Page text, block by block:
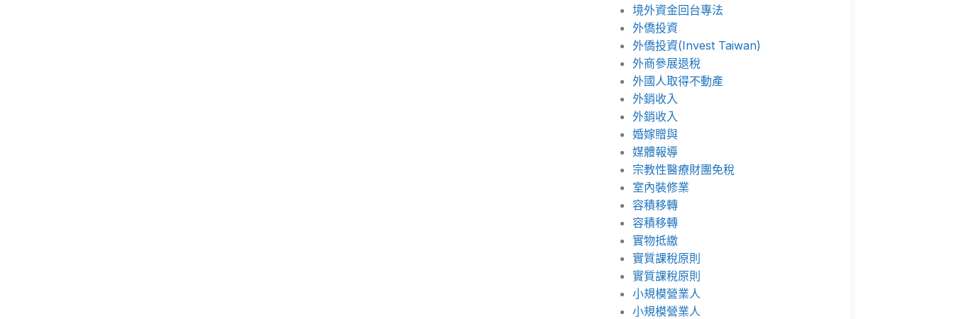
境外資金回台專法
外僑投資
外僑投資(Invest Taiwan)
外商參展退稅
外國人取得不動產
外銷收入
外銷收入
婚嫁贈與
媒體報導
宗教性醫療財團免稅
室內裝修業
容積移轉
容積移轉
實物抵繳
實質課稅原則
實質課稅原則
小規模營業人
小規模營業人